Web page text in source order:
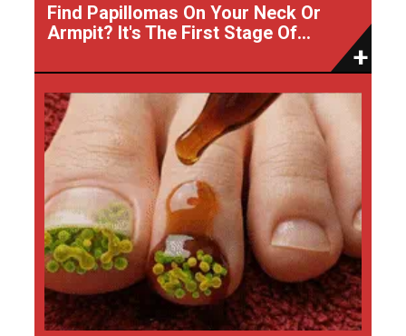
Find Papillomas On Your Neck Or
Armpit? It's The First Stage Of...